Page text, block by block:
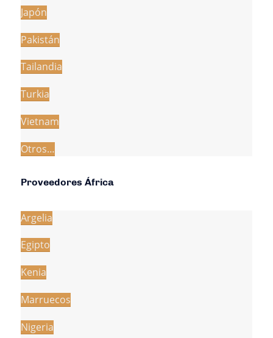
Japón
Pakistán
Tailandia
Turkia
Vietnam
Otros…
Proveedores África
Argelia
Egipto
Kenia
Marruecos
Nigeria